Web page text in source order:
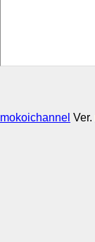
mokoichannel Ver.